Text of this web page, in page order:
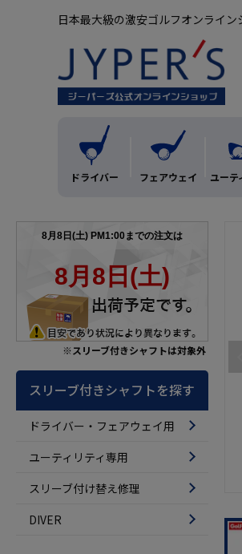
日本最大級の激安ゴルフオンライン
ドライバー フェアウェイ ユーテ
※スリーブ付きシャフトは対象外
スリーブ付きシャフトを探す
ドライバー・フェアウェイ用
ユーティリティ専用
スリーブ付け替え修理
DIVER